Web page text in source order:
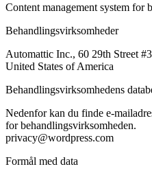
Content management system for
Behandlingsvirksomheder
Automattic Inc., 60 29th Street
United States of America
Behandlingsvirksomhedens
Nedenfor kan du finde e-
for behandlingsvirksomheden.
privacy@wordpress.com
Formål med data